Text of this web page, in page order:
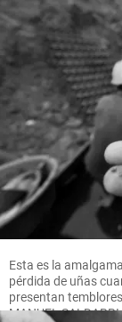
Esta es la
pérdida de uñas
presentan
MANUEL